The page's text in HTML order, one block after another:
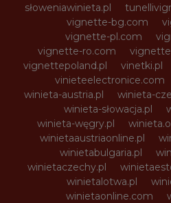
słoweniawinieta.pl
vignette-bg.com
vignette-pl.com
vignette-ro.com
vignettepoland.pl
vinetki.pl
vinieteelectronice.com
winieta-austria.pl
winieta-
winieta-słowacja.pl
winieta-węgry.pl
winietaaustriaonline.pl
winietabulgaria.pl
winietaczechy.pl
winietalotwa.pl
winietaonline.com